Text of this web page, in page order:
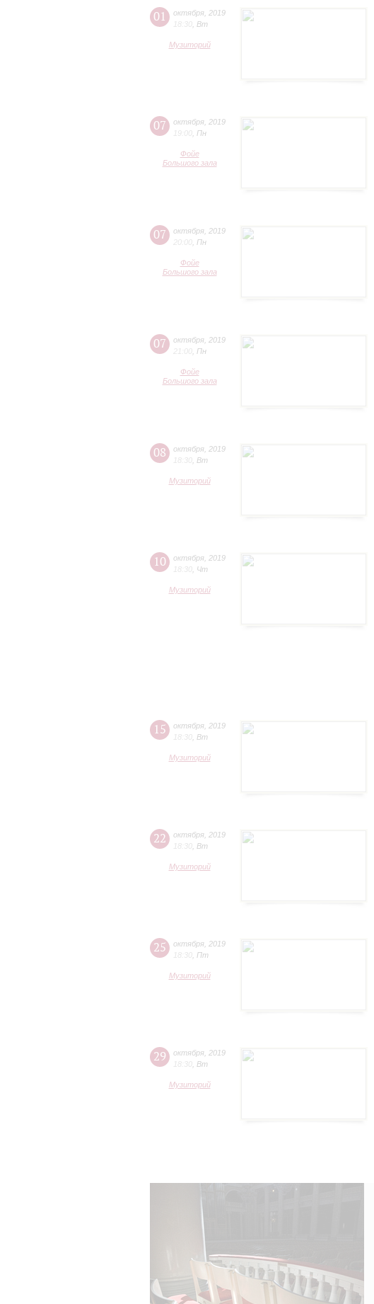
01 октября 2019
18:30 Вт
Музиторий
07 октября 2019
19:00 Пн
Фойе
Большого зала
07 октября 2019
20:00 Пн
Фойе
Большого зала
07 октября 2019
21:00 Пн
Фойе
Большого зала
08 октября 2019
18:30 Вт
Музиторий
10 октября 2019
18:30 Чт
Музиторий
15 октября 2019
18:30 Вт
Музиторий
22 октября 2019
18:30 Вт
Музиторий
25 октября 2019
18:30 Пт
Музиторий
29 октября 2019
18:30 Вт
Музиторий